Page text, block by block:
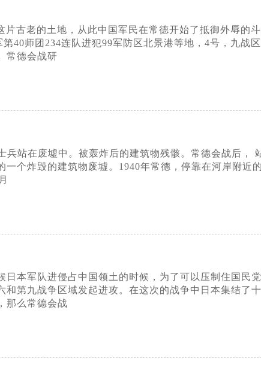
片古老的土地，从此中国军民在常德开始了抵御外辱的
40师团234连队进犯99军防区北景港等地，4号，九战
常德会战研
兵站在废墟中。被轰炸后的建筑物残骸。常德会战后
个炸毁的建筑物废墟。1940年常德，停靠在河岸附近
日本军队进侵占中国领土的时候，为了可以压制住国民
和第九战争区域发起进攻。在这次的战争中日本集结了
那么常德会战